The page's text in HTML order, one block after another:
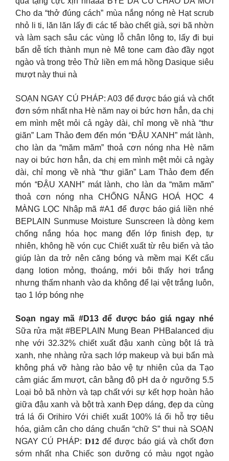
Cho da “thở đúng cách” mùa nắng nóng nè Hạt scrub
nhỏ li ti, lăn lăn lấy đi các tế bào chết già, sợi bã nhờn
và làm sạch sâu các vùng lỗ chân lông to, lấy đi bụi
bẩn dễ tích thành mụn nè Mê tone cam đào đầy ngọt
ngào và trong trẻo Thử liền em má hồng Dasique siêu
mượt này thui nà
SOẠN NGAY CÚ PHÁP: A03 để được báo giá và chốt
đơn sớm nhất nha Hè năm nay oi bức hơn hẳn, da chị
em mình mệt mỏi cả ngày dài, chỉ mong về nhà “thư
giãn” Lam Thảo đem đến món “ĐẬU XANH” mát lành,
cho làn da “măm măm” thoả cơn nóng nha Hè năm
nay oi bức hơn hẳn, da chị em mình mệt mỏi cả ngày
dài, chỉ mong về nhà “thư giãn” Lam Thảo đem đến
món “ĐẬU XANH” mát lành, cho làn da “măm măm”
thoả cơn nóng nha CHỐNG NẮNG HOÁ HỌC 4
MÀNG LỌC Nhập mã #A1 để được báo giá liền nhé
BEPLAIN Sunmuse Moisture Sunscreen là dòng kem
chống nắng hóa học mang đến lớp finish đẹp, tự
nhiên, không hề vón cục Chiết xuất từ rêu biển và tảo
giúp làn da trở nên căng bóng và mềm mại Kết cấu
dạng lotion mỏng, thoáng, mới bôi thấy hơi trắng
nhưng thấm nhanh vào da không để lại vệt trắng luôn,
tạo 1 lớp bóng nhẹ
Soạn ngay mã #D13 để được báo giá ngay nhé
Sữa rửa mặt #BEPLAIN Mung Bean PHBalanced dịu
nhẹ với 32.32% chiết xuất đậu xanh cùng bột lá trà
xanh, nhẹ nhàng rửa sạch lớp makeup và bụi bẩn mà
không phá vỡ hàng rào bảo vệ tự nhiên của da Tạo
cảm giác ẩm mượt, cân bằng độ pH da ở ngưỡng 5.5
Loại bỏ bã nhờn và tạp chất với sự kết hợp hoàn hảo
giữa đậu xanh và bột trà xanh Đẹp dáng, đẹp da cùng
trá lá ổi Orihiro Với chiết xuất 100% lá ổi hỗ trợ tiêu
hóa, giảm cân cho dáng chuẩn “chữ S” thui nà SOẠN
NGAY CÚ PHÁP: 𝐃𝟏𝟐 để được báo giá và chốt đơn
sớm nhất nha Chiếc son dưỡng có màu ngọt ngào